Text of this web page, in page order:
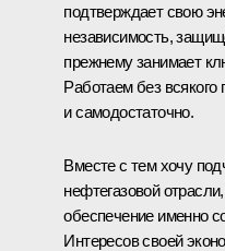
подтверждает свою
независимость,
прежнему занимает
Работаем без всякого
и самодостаточно.
Вместе с тем хочу
нефтегазовой
обеспечение именно
Интересов своей